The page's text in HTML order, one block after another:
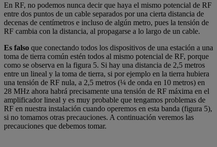
En RF, no podemos nunca decir que haya el mismo potencial de RF
entre dos puntos de un cable separados por una cierta distancia de
decenas de centímetros e incluso de algún metro, pues la tensión de
RF cambia con la distancia, al propagarse a lo largo de un cable.
Es falso que conectando todos los dispositivos de una estación a una
toma de tierra común estén todos al mismo potencial de RF, porque
como se observa en la figura 5. Si hay una distancia de 2,5 metros
entre un lineal y la toma de tierra, si por ejemplo en la tierra hubiera
una tensión de RF nula, a 2,5 metros (¼ de onda en 10 metros) en
28 MHz ahora habrá precisamente una tensión de RF máxima en el
amplificador lineal y es muy probable que tengamos problemas de
RF en nuestra instalación cuando operemos en esta banda (figura 5),
si no tomamos otras precauciones. A continuación veremos las
precauciones que debemos tomar.